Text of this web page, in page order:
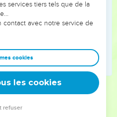
ne sera pas avec vous.
sommet de la montagne ;
et Moïse ne bougèrent
et les Cananéens qui
les battirent et les taillèrent
avec autorisation. Pour vous procurer
services tiers tels que de la
contact avec notre service de
cookies
les cookies
refuser